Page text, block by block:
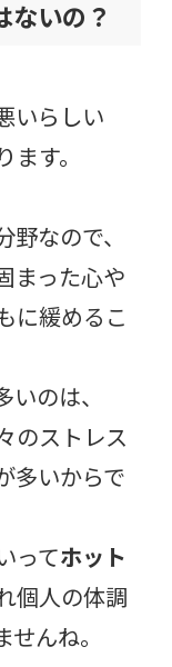
ないの？
いらしい
す。
なので、
まった心や
に緩めるこ
いのは、
のストレス
多いからで
ってホット
個人の体調
んね。